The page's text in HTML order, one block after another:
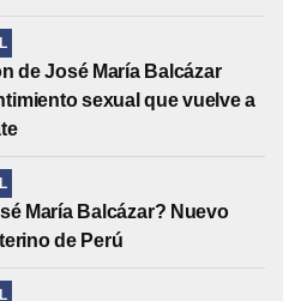
de José María Balcázar
sexual que vuelve a
María Balcázar? Nuevo
de Perú